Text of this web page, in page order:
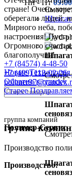
Пн - Пт
+7 (84574) 4-48-50
+7 (499) 112-02-26
группа компаний
Полимер-Сервис
Шпагат
стране! Очень
оберегали людей,
Мирного неба,
настроения! Пусть
Огромного
благополучия!
Новые Технология
Обратно к списку
Старее
группа
Производство
Производство: